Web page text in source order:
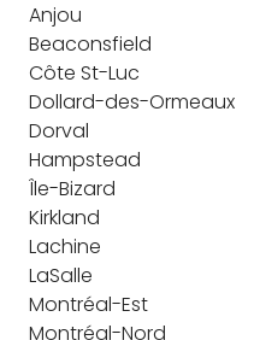
Anjou
Beaconsfield
Côte St-Luc
Dollard-des-Ormeaux
Dorval
Hampstead
Île-Bizard
Kirkland
Lachine
LaSalle
Montréal-Est
Montréal-Nord